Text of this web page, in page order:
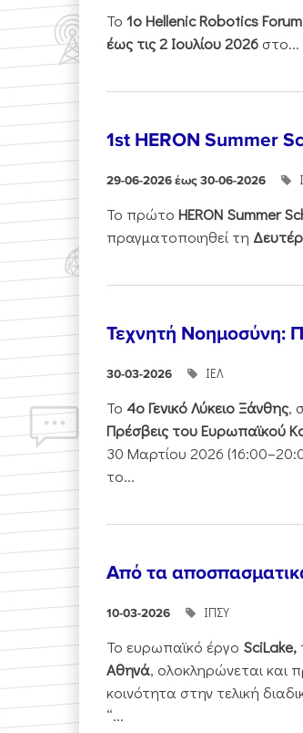
Το 1οHellenicRoboticsForum
έως τις 2 Ιουλίου 2026 στο...
1st HERON Summer
29-06-2026 έως 30-06-2026
Το πρώτο HERON Summer
πραγματοποιηθεί τη
Τεχνητή Νοημοσύνη:
30-03-2026 ΙΕΛ
Το 4ο Γενικό Λύκειο Ξάνθης,
Πρέσβεις του Ευρωπαϊκού
30 Μαρτίου 2026
το...
Από τα
10-03-2026 ΙΠΣΥ
Το ευρωπαϊκό έργο SciLake,
Αθηνά, ολοκληρώνεται και
κοινότητα στην τελική
“...